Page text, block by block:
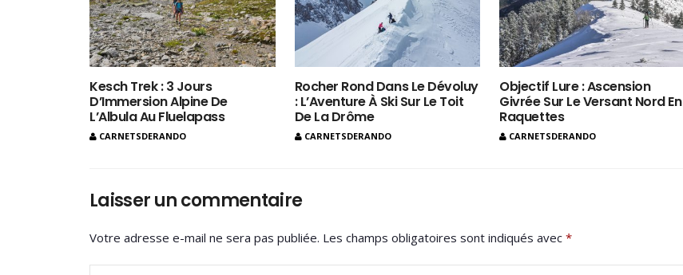
Kesch Trek : 3 Jours
D’Immersion Alpine De
L’Albula Au Fluelapass
CARNETSDERANDO
Rocher Rond Dans Le Dévoluy
: L’Aventure À Ski Sur Le Toit
De La Drôme
CARNETSDERANDO
Objectif Lure : Ascension
Givrée Sur Le Versant Nord En
Raquettes
CARNETSDERANDO
Laisser un commentaire
Votre adresse e-mail ne sera pas publiée. Les champs obligatoires sont indiqués avec *